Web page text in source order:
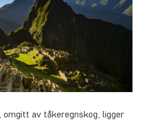
omgitt av tåkeregnskog, ligger